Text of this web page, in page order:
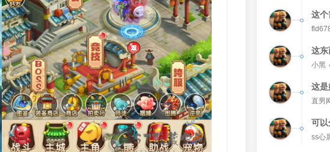
这个
错
这东
小黑
这
直男
可以
吗
ss心